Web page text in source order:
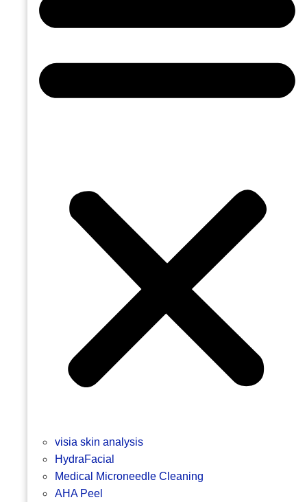
visia skin analysis
HydraFacial
Medical Microneedle Cleaning
AHA Peel